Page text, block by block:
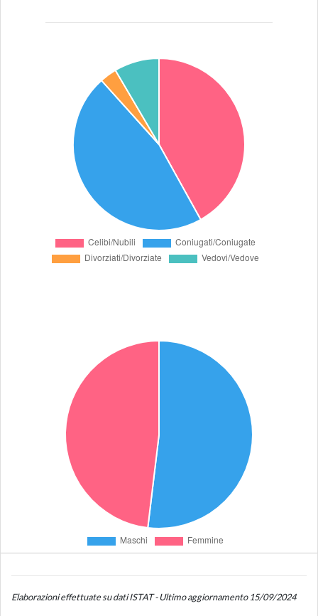
Elaborazioni effettuate su dati ISTAT - Ultimo aggiornamento 15/09/2024